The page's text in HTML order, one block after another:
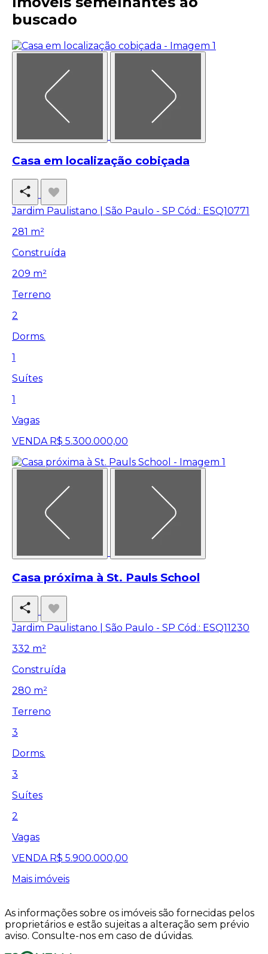
buscado
Casa em localização cobiçada
Jardim Paulistano | São Paulo - SP Cód.: ESQ10771
281 m²
Construída
209 m²
Terreno
2
Dorms.
1
Suítes
1
Vagas
VENDA R$ 5.300.000,00
Casa próxima à St. Pauls School
Jardim Paulistano | São Paulo - SP Cód.: ESQ11230
332 m²
Construída
280 m²
Terreno
3
Dorms.
3
Suítes
2
Vagas
VENDA R$ 5.900.000,00
Mais imóveis
As informações sobre os imóveis são fornecidas pelos
proprietários e estão sujeitas a alteração sem prévio
aviso. Consulte-nos em caso de dúvidas.